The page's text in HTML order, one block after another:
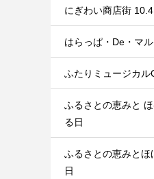
にぎわい商店街 10.4
はらっぱ・De・マル
ふたりミュージカ
ふるさとの恵みと
る日
ふるさとの恵みとほ
日